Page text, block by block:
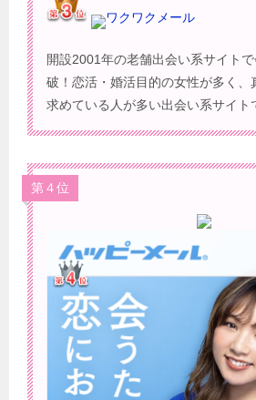
ワクワクメール
開設2001年の老舗出会い系サイト
破！恋活・婚活目的の女性が多く、
求めている人が多い出会い系サイト
第４位